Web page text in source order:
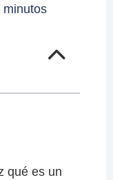
minutos
qué es un